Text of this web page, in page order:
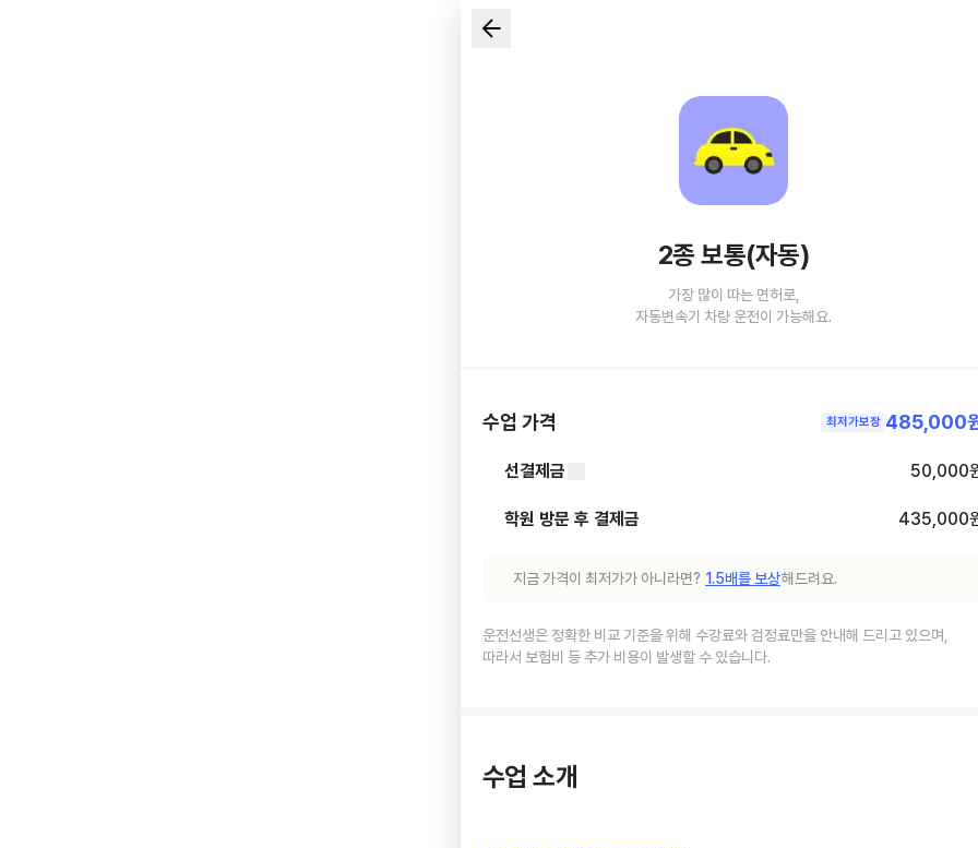
2종 보통(자동)
가장 많이 따는 면허로,
자동변속기 차량 운전이 가능해요.
수업 가격 최저가보장 485,000
선결제금 50,000
학원 방문 후 결제금 435,000
지금 가격이 최저가가 아니라면? 1.5배를 보상해드려요.
운전선생은 정확한 비교 기준을 위해 수강료와 검정료만을 안내해 드리고 있으며,
따라서 보험비 등 추가 비용이 발생할 수 있습니다.
수업 소개